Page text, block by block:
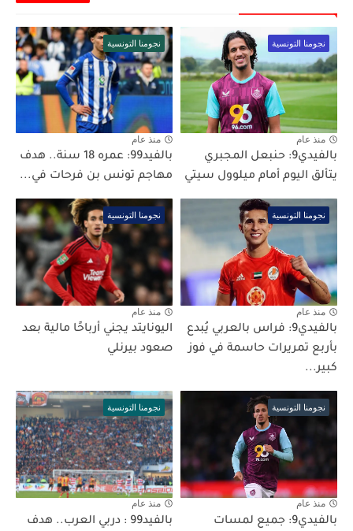
نجومنا التونسية
منذ عام
بالفيدي9: حنبعل المجبري
يتألق اليوم أمام ميلوول سيتي
نجومنا التونسية
منذ عام
بالفيد99: عمره 18 سنة.. هدف
مهاجم تونس بن فرحات في...
نجومنا التونسية
منذ عام
بالفيدي9: فراس بالعربي يُبدع
بأربع تمريرات حاسمة في فوز
كبير...
نجومنا التونسية
منذ عام
اليونايتد يجني أرباحًا مالية بعد
صعود بيرنلي
نجومنا التونسية
منذ عام
بالفيدي9: جميع لمسات
نجومنا التونسية
منذ عام
بالفيد99 : دربي العرب.. هدف